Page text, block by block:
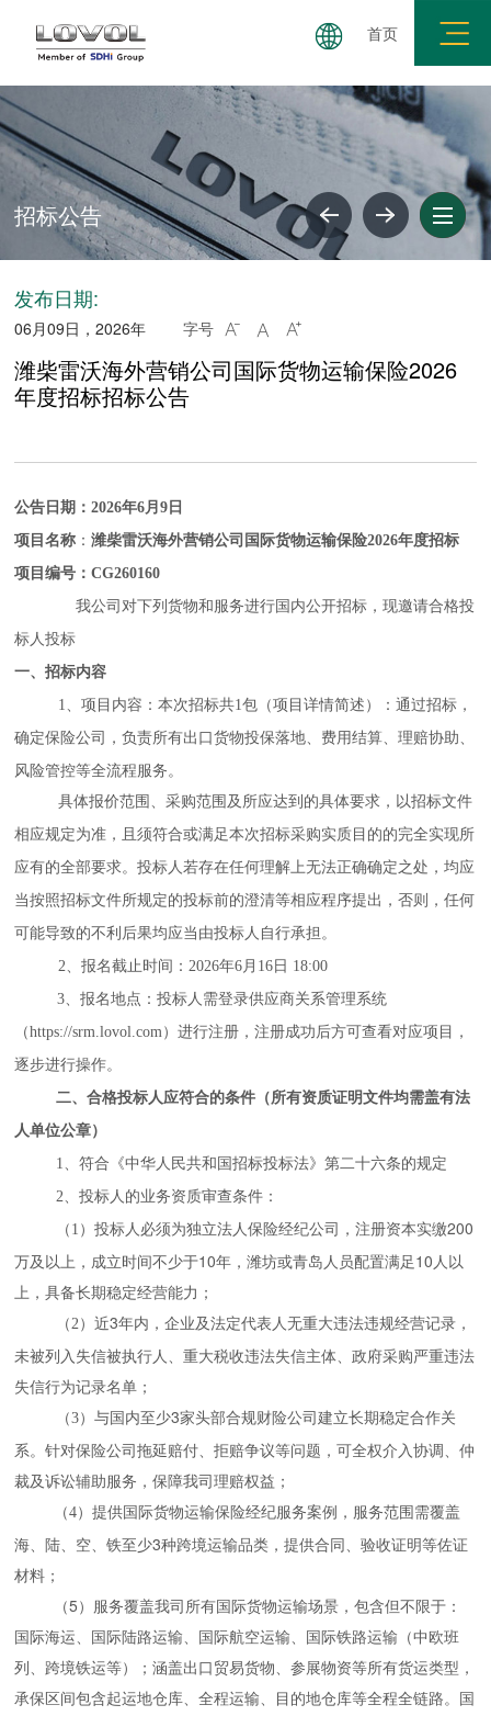
首页
集团简介 公司简介 企业文化 企业荣誉 社
招标公告
发布日期:
06月09日，2026年 字号   
潍柴雷沃海外营销公司国际货物运输保险2026
年度招标招标公告
公告日期：2026年6月9日
项目名称 ：潍柴雷沃海外营销公司国际货物运输保险2026年度招标
项目编号：CG260160
我公司对下列货物和服务进行国内公开招标，现邀请合格投
标人投标
一、招标内容
1、项目内容：本次招标共1包 （项目详情简述）：通过招标，
确定保险公司，负责所有出口货物投保落地、费用结算、理赔协助、
风险管控等全流程服务。
具体报价范围、采购范围及所应达到的具体要求，以招标文件
相应规定为准，且须符合或满足本次招标采购实质目的的完全实现所
应有的全部要求。投标人若存在任何理解上无法正确确定之处，均应
当按照招标文件所规定的投标前的澄清等相应程序提出，否则，任何
可能导致的不利后果均应当由投标人自行承担。
2、报名截止时间：2026年6月16日 18:00
3、报名地点： 投标人需登录供应商关系管理系统
（https://srm.lovol.com）进行注册，注册成功后方可查看对应项目，
逐步进行操作。
二、合格投标人应符合的条件（所有资质证明文件均需盖有法
人单位公章）
1、符合《中华人民共和国招标投标法》第二十六条的规定
2、投标人的业务资质审查条件：
（ 1 ） 投标人必须为独立法人保险经纪公司，注册资本实缴200
万及以上，成立时间不少于10年，潍坊或青岛人员配置满足10人以
上，具备长期稳定经营能力；
（2） 近3年内，企业及法定代表人无重大违法违规经营记录，
未被列入失信被执行人、重大税收违法失信主体、政府采购严重违法
失信行为记录名单；
（3） 与国内至少3家头部合规财险公司建立长期稳定合作关
系。针对保险公司拖延赔付、拒赔争议等问题，可全权介入协调、仲
裁及诉讼辅助服务，保障我司理赔权益；
（4）提供国际货物运输保险经纪服务案例，服务范围需覆盖
海、陆、空、铁至少3种跨境运输品类，提供合同、验收证明等佐证
材料；
（5）服务覆盖我司所有国际货物运输场景，包含但不限于：
国际海运、国际陆路运输、国际航空运输、国际铁路运输（中欧班
列、跨境铁运等）；涵盖出口贸易货物、参展物资等所有货运类型，
承保区间包含起运地仓库、全程运输、目的地仓库等全程全链路。国